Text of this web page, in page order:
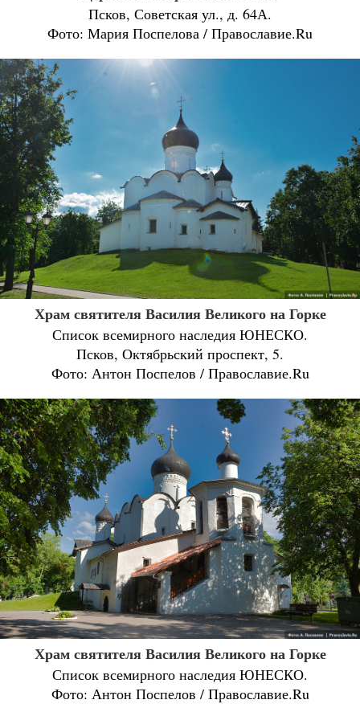
Псков, Советская ул., д. 64А.
Фото: Мария Поспелова / Православие.Ru
Храм святителя Василия Великого на Горке
Список всемирного наследия ЮНЕСКО.
Псков, Октябрьский проспект, 5.
Фото: Антон Поспелов / Православие.Ru
Храм святителя Василия Великого на Горке
Список всемирного наследия ЮНЕСКО.
Фото: Антон Поспелов / Православие.Ru